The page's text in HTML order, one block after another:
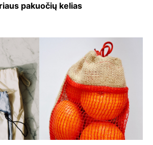
pakuočių kelias